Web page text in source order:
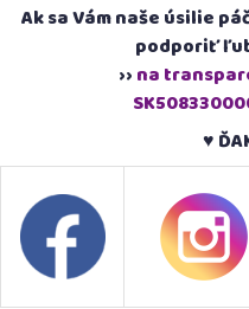
Ak sa Vám naše úsilie
podporiť
›› na
♥